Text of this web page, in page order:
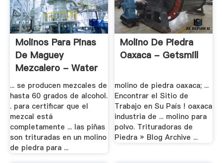
Molinos Para Pinas
De Maguey
Mezcalero - Water
.
... se producen mezcales de
hasta 60 grados de alcohol.
. para certificar que el
mezcal está
completamente ... las piñas
son trituradas en un molino
de piedra para ...
Molino De Piedra
Oaxaca - Getsmill
molino de piedra oaxaca; ...
Encontrar el Sitio de
Trabajo en Su País ! oaxaca
industria de ... molino para
polvo. Trituradoras de
Piedra » Blog Archive ...